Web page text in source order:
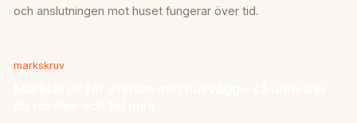
och anslutningen mot huset fungerar över tid.
markskruv